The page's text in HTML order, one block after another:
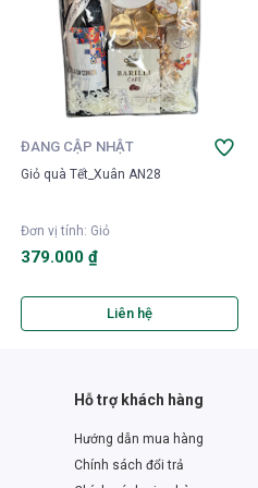
ĐANG CẬP NHẬT
Giỏ quà Tết_Xuân AN28
Đơn vị tính: Giỏ
379.000 ₫
Liên hệ
Hỗ trợ khách hàng
Hướng dẫn mua hàng
Chính sách đổi trả